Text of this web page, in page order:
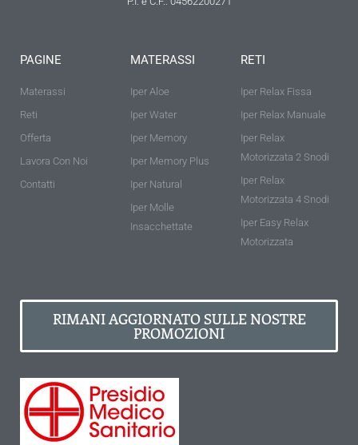
PAGINE
Materassi
Reti
Offerta
Lavora Con Noi
Contatti
MATERASSI
Iper Aloe
Iper Water
Iper Memory
Iper Memory Plus
Iper Natural
Iper Molle
Insacchettate
RETI
Iper Relax Fissa
Iper Relax Manuale
Iper Relax
Motorizzata 2 Snodi
Iper Relax
Motorizzata 4 Snodi
Iper Easy Relax
Motorizzata
RIMANI AGGIORNATO SULLE NOSTRE
PROMOZIONI